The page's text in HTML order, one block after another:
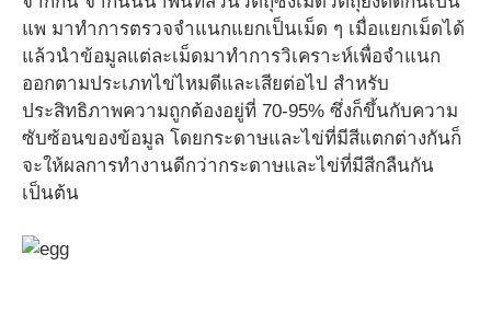
แพ มาทำการตรวจจำแนกแยกเป็นเม็ด ๆ เมื่อแยกเม็ดได้
แล้วนำข้อมูลแต่ละเม็ดมาทำการวิเคราะห์เพื่อจำแนก
ออกตามประเภทไข่ไหมดีและเสียต่อไป สำหรับ
ประสิทธิภาพความถูกต้องอยู่ที่ 70-95% ซึ่งก็ขึ้นกับความ
ซับซ้อนของข้อมูล โดยกระดาษและไข่ที่มีสีแตกต่างกันก็
จะให้ผลการทำงานดีกว่ากระดาษและไข่ที่มีสีกลืนกัน
เป็นต้น